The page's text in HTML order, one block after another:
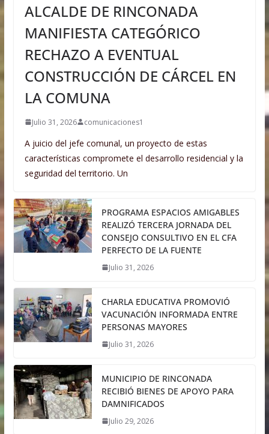
ALCALDE DE RINCONADA
MANIFIESTA CATEGÓRICO
RECHAZO A EVENTUAL
CONSTRUCCIÓN DE CÁRCEL EN
LA COMUNA
Julio 31, 2026 comunicaciones1
A juicio del jefe comunal, un proyecto de estas
características compromete el desarrollo residencial y la
seguridad del territorio. Un
PROGRAMA ESPACIOS AMIGABLES
REALIZÓ TERCERA JORNADA DEL
CONSEJO CONSULTIVO EN EL CFA
PERFECTO DE LA FUENTE
Julio 31, 2026
CHARLA EDUCATIVA PROMOVIÓ
VACUNACIÓN INFORMADA ENTRE
PERSONAS MAYORES
Julio 31, 2026
MUNICIPIO DE RINCONADA
RECIBIÓ BIENES DE APOYO PARA
DAMNIFICADOS
Julio 29, 2026